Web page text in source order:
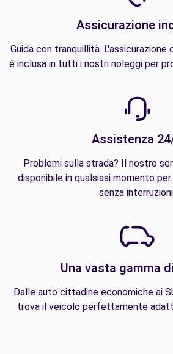
Assicurazione
Guida con tranquillità.
è inclusa in tutti i nostri noleggi per
Assistenza
Problemi sulla strada? Il nostro
disponibile in qualsiasi momento
senza
Una vasta gamma
Dalle auto cittadine economiche ai
trova il veicolo perfettamente